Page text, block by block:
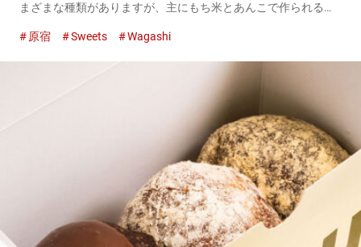
まざまな種類がありますが、主にもち米とあんこで作られる和
ては先祖に思いをはせる『お彼岸』の時期に食べられる、日本
原宿 Sweets Wagashi